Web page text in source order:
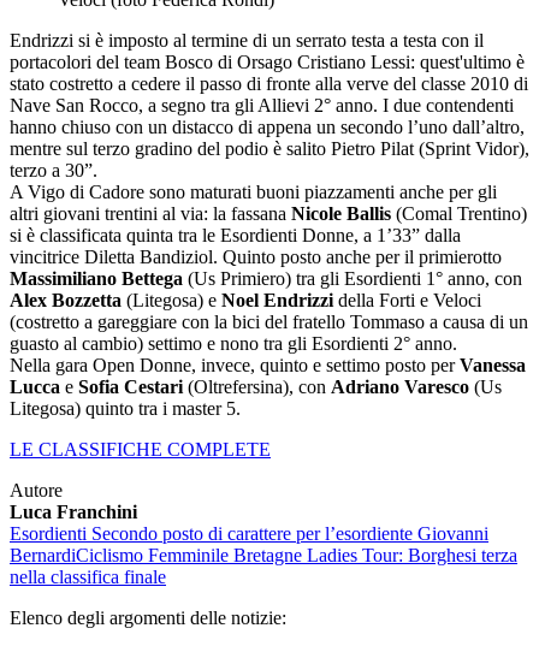
Endrizzi si è imposto al termine di un serrato testa a testa con il
portacolori del team Bosco di Orsago Cristiano Lessi: quest'ultimo è
stato costretto a cedere il passo di fronte alla verve del classe 2010 di
Nave San Rocco, a segno tra gli Allievi 2° anno. I due contendenti
hanno chiuso con un distacco di appena un secondo l’uno dall’altro,
mentre sul terzo gradino del podio è salito Pietro Pilat (Sprint Vidor),
terzo a 30”.
A Vigo di Cadore sono maturati buoni piazzamenti anche per gli
altri giovani trentini al via: la fassana Nicole Ballis (Comal Trentino)
si è classificata quinta tra le Esordienti Donne, a 1’33” dalla
vincitrice Diletta Bandiziol. Quinto posto anche per il primierotto
Massimiliano Bettega (Us Primiero) tra gli Esordienti 1° anno, con
Alex Bozzetta (Litegosa) e Noel Endrizzi della Forti e Veloci
(costretto a gareggiare con la bici del fratello Tommaso a causa di un
guasto al cambio) settimo e nono tra gli Esordienti 2° anno.
Nella gara Open Donne, invece, quinto e settimo posto perVanessa
Lucca e Sofia Cestari (Oltrefersina), con Adriano Varesco (Us
Litegosa) quinto tra i master 5.
LE CLASSIFICHE COMPLETE
Autore
Luca Franchini
Esordienti Secondo posto di carattere per l’esordiente Giovanni
BernardiCiclismo Femminile Bretagne Ladies Tour: Borghesi terza
nella classifica finale
Elenco degli argomenti delle notizie: